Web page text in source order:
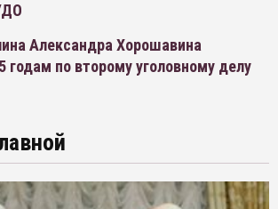
Александра Хорошавина
годам по второму уголовному делу